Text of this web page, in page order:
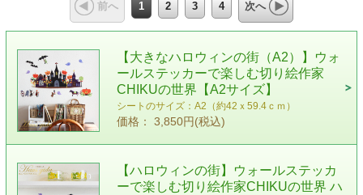
前へ 1 2 3 4 次へ
【大きなハロウィンの街（A2）】ウォ
ールステッカーで楽しむ切り絵作家
CHIKUの世界【A2サイズ】
シートのサイズ：A2（約42ｘ59.4ｃｍ）
価格： 3,850円(税込)
【ハロウィンの街】ウォールステッカ
ーで楽しむ切り絵作家CHIKUの世界 ハ